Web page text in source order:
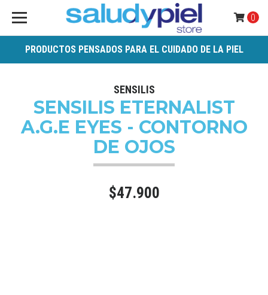
PRODUCTOS PENSADOS PARA EL CUIDADO DE LA PIEL
0
SENSILIS
SENSILIS ETERNALIST
A.G.E EYES - CONTORNO
DE OJOS
$47.900